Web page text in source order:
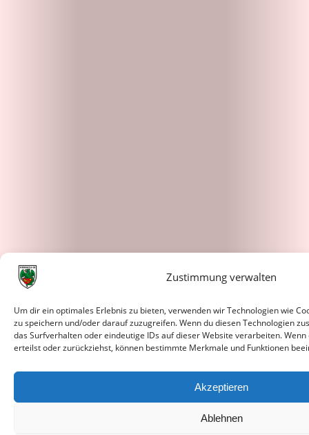
Zustimmung verwalten
Um dir ein optimales Erlebnis zu bieten, verwenden wir Technologien wie
zu speichern und/oder darauf zuzugreifen. Wenn du diesen Technologien
das Surfverhalten oder eindeutige IDs auf dieser Website verarbeiten.
erteilst oder zurückziehst, können bestimmte Merkmale und Funktionen
Akzeptieren
Ablehnen